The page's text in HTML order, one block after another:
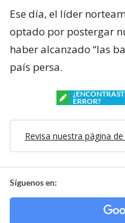
Ese día, el líder
optado por postergar
haber alcanzado “las
país persa.
ERROR?
Revisa nuestra página
Síguenos en: